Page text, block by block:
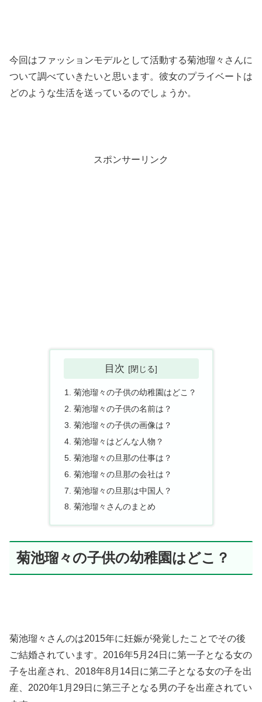
今回はファッションモデルとして活動する菊池瑠々さんに
ついて調べていきたいと思います。彼女のプライベートは
どのような生活を送っているのでしょうか。
スポンサーリンク
目次
菊池瑠々の子供の幼稚園はどこ？
菊池瑠々の子供の名前は？
菊池瑠々の子供の画像は？
菊池瑠々はどんな人物？
菊池瑠々の旦那の仕事は？
菊池瑠々の旦那の会社は？
菊池瑠々の旦那は中国人？
菊池瑠々さんのまとめ
菊池瑠々の子供の幼稚園はどこ？
菊池瑠々さんのは2015年に妊娠が発覚したことでその後
ご結婚されています。2016年5月24日に第一子となる女の
子を出産され、2018年8月14日に第二子となる女の子を出
産、2020年1月29日に第三子となる男の子を出産されてい